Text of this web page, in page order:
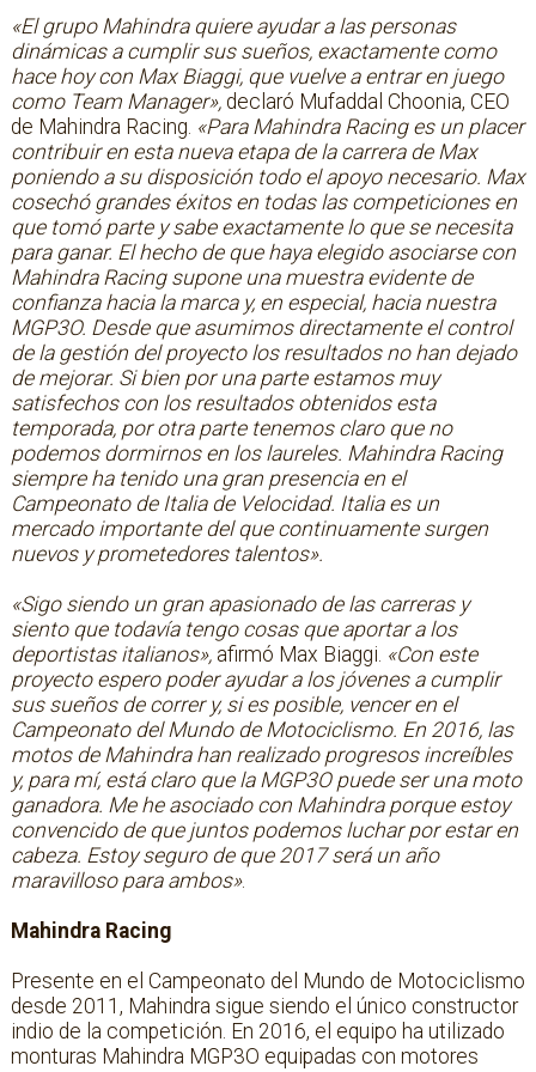
«El grupo Mahindra quiere ayudar a las personas
dinámicas a cumplir sus sueños, exactamente como
hace hoy con Max Biaggi, que vuelve a entrar en juego
como Team Manager»,declaró Mufaddal Choonia, CEO
de Mahindra Racing. «Para Mahindra Racing es un placer
contribuir en esta nueva etapa de la carrera de Max
poniendo a su disposición todo el apoyo necesario. Max
cosechó grandes éxitos en todas las competiciones en
que tomó parte y sabe exactamente lo que se necesita
para ganar. El hecho de que haya elegido asociarse con
Mahindra Racing supone una muestra evidente de
confianza hacia la marca y, en especial, hacia nuestra
MGP3O. Desde que asumimos directamente el control
de la gestión del proyecto los resultados no han dejado
de mejorar. Si bien por una parte estamos muy
satisfechos con los resultados obtenidos esta
temporada, por otra parte tenemos claro que no
podemos dormirnos en los laureles. Mahindra Racing
siempre ha tenido una gran presencia en el
Campeonato de Italia de Velocidad. Italia es un
mercado importante del que continuamente surgen
nuevos y prometedores talentos».
«Sigo siendo un gran apasionado de las carreras y
siento que todavía tengo cosas que aportar a los
deportistas italianos», afirmó Max Biaggi. «Con este
proyecto espero poder ayudar a los jóvenes a cumplir
sus sueños de correr y, si es posible, vencer en el
Campeonato del Mundo de Motociclismo. En 2016, las
motos de Mahindra han realizado progresos increíbles
y, para mí, está claro que la MGP3O puede ser una moto
ganadora. Me he asociado con Mahindra porque estoy
convencido de que juntos podemos luchar por estar en
cabeza. Estoy seguro de que 2017 será un año
maravilloso para ambos».
Mahindra Racing
Presente en el Campeonato del Mundo de Motociclismo
desde 2011, Mahindra sigue siendo el único constructor
indio de la competición. En 2016, el equipo ha utilizado
monturas Mahindra MGP3O equipadas con motores